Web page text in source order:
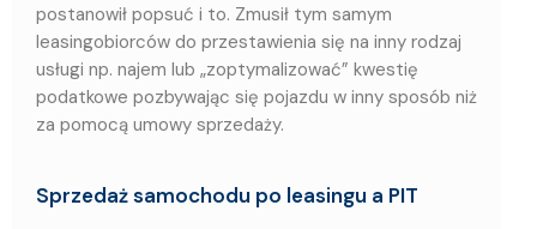
postanowił popsuć i to. Zmusił tym samym
leasingobiorców do przestawienia się na inny rodzaj
usługi np. najem lub „zoptymalizować” kwestię
podatkowe pozbywając się pojazdu w inny sposób niż
za pomocą umowy sprzedaży.
Sprzedaż samochodu po leasingu a PIT